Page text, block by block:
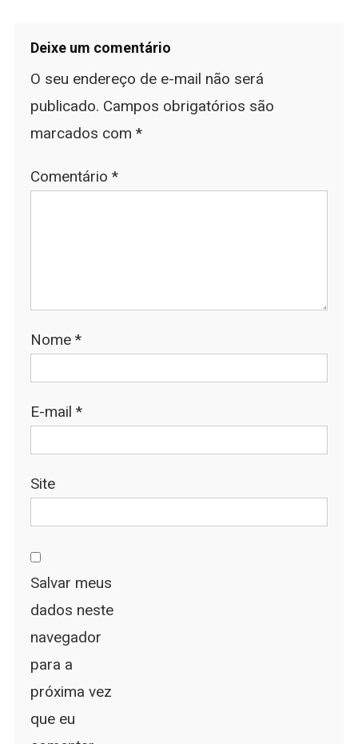
Deixe um comentário
O seu endereço de e-mail não será
publicado. Campos obrigatórios são
marcados com *
Comentário *
Nome *
E-mail *
Site
Salvar meus
dados neste
navegador
para a
próxima vez
que eu